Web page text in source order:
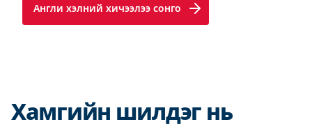
Англи хэлний хичээлээ сонго
Хамгийн шилдэг нь